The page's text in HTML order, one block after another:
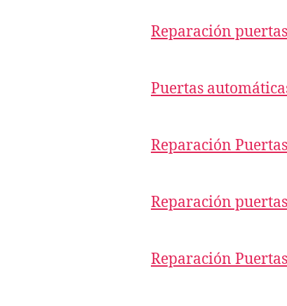
Reparación
Puertas
Reparación
Reparación
Reparación